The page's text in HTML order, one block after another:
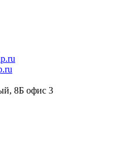
8Б офис 3